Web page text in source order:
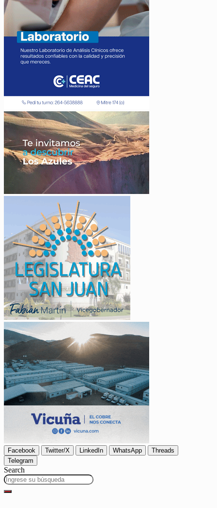
Facebook Twitter/X LinkedIn WhatsApp
Threads
Telegram
Search